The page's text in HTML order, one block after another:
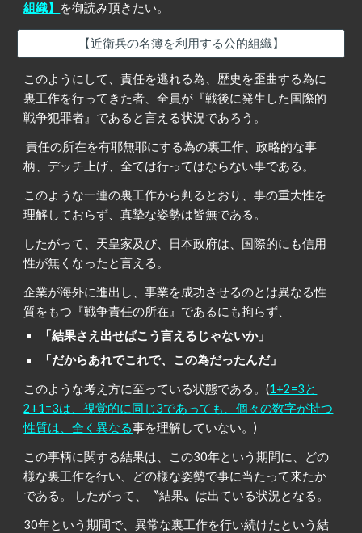
組織】 を御読み頂きたい。
【近衛兵の名簿を利用する公的組織】
このようにして、責任を逃れる為、歴史を歪曲する為に
裏工作を行ってきた者、全員が『戦後に発生した国際的
戦争犯罪者』であると言える状況であろう 。
責任の所在を有耶無耶にする為の裏工作、政略的な事
柄、デッチ上げ、全ては行ってはならない事である 。
このような一連の裏工作から判るとおり、事の重大性を
理解しておらず、真摯な姿勢は皆無である 。
したがって、天皇家及び、日本政府は、国際的にも信用
性が無くなったと言える 。
企業が海外に進出し、事業を成功させるのとは異なる性
質をもつ『戦争責任の所在』であるにも拘らず、
「結果さえ出せばこう言えるじゃないか」
「だからあれでこれで、この為だったんだ」
このような考え方に至っている状態である 。(1+2=3と
2+1=3は、視覚的に同じ3であっても、個々の数字が持つ
性質は、全く異なる事を理解していない。)
この事柄に関する結果は、この30年という期間に、どの
様な裏工作を行い、どの様な姿勢で事に当たって来たか
である 。 したがって、 〝結果〟 は出ている状況となる 。
30年という期間で、異常な裏工作を行い続けたという結